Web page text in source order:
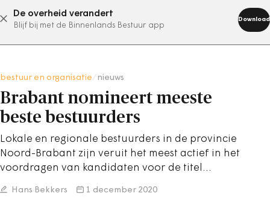
De overheid verandert
Blijf bij met de Binnenlands Bestuur app
Download
abonneer nu
bestuur en organisatie nieuws
Brabant nomineert meeste
beste bestuurders
Lokale en regionale bestuurders in de provincie
Noord-Brabant zijn veruit het meest actief in het
voordragen van kandidaten voor de titel…
Hans Bekkers 1 december 2020